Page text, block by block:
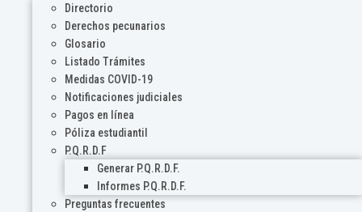
Directorio
Derechos pecunarios
Glosario
Listado Trámites
Medidas COVID-19
Notificaciones judiciales
Pagos en línea
Póliza estudiantil
P.Q.R.D.F
Generar P.Q.R.D.F.
Informes P.Q.R.D.F.
Preguntas frecuentes